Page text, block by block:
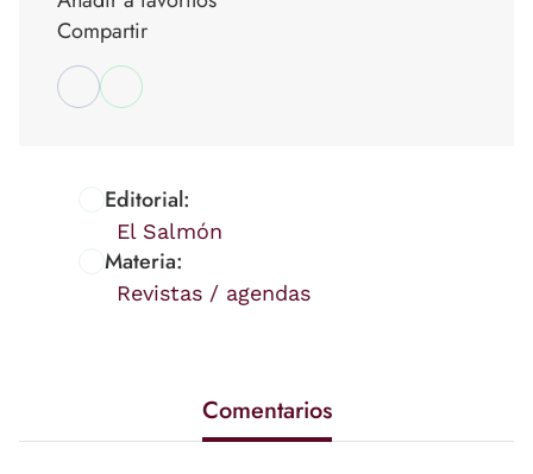
Editorial:
El Salmón
Materia:
Revistas / agendas
Compartir
Comentarios